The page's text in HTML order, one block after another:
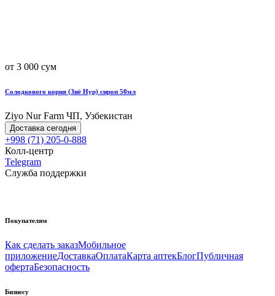
от 3 000 сум
Солодкового корня (Зиё Нур) сироп 50мл
Ziyo Nur Farm ЧП, Узбекистан
Доставка сегодня
+998 (71) 205-0-888
Колл-центр
Telegram
Служба поддержки
Покупателям
Как сделать заказМобильное
приложениеДоставкаОплатаКарта аптекБлогПубличная
офертаБезопасность
Бизнесу